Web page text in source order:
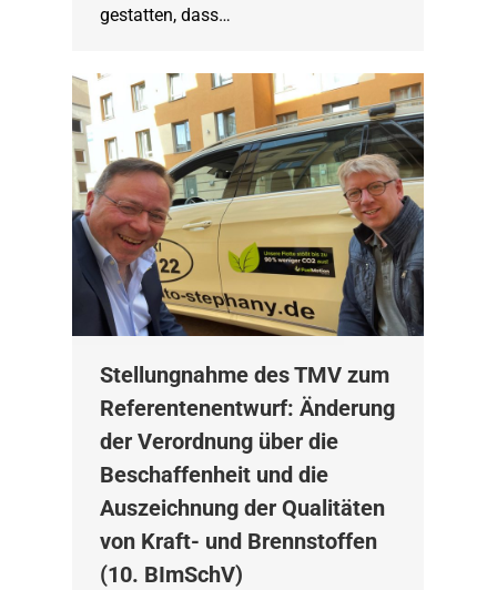
gestatten, dass…
Stellungnahme des TMV zum
Referentenentwurf: Änderung
der Verordnung über die
Beschaffenheit und die
Auszeichnung der Qualitäten
von Kraft- und Brennstoffen
(10. BImSchV)